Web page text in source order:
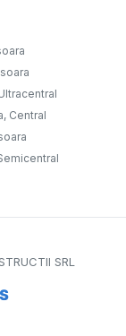
Central
SRL